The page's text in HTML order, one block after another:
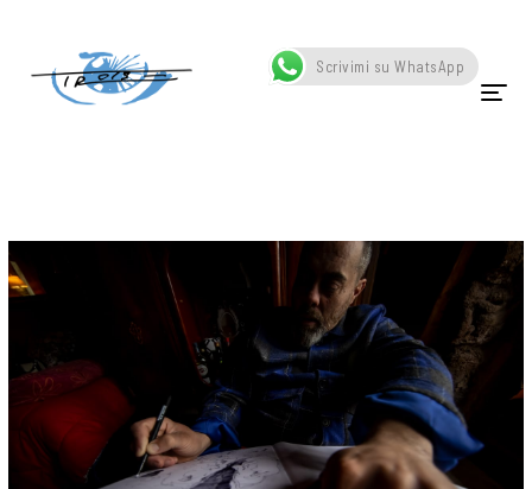
SCULTURE
NEWS
Scrivimi su WhatsApp